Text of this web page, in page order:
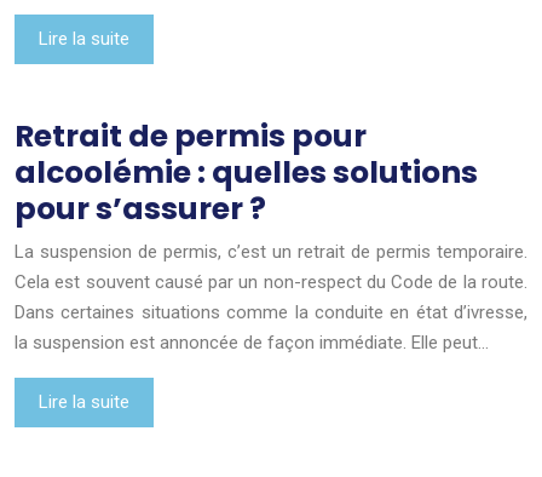
Lire la suite
Retrait de permis pour
alcoolémie : quelles solutions
pour s’assurer ?
La suspension de permis, c’est un retrait de permis temporaire.
Cela est souvent causé par un non-respect du Code de la route.
Dans certaines situations comme la conduite en état d’ivresse,
la suspension est annoncée de façon immédiate. Elle peut…
Lire la suite